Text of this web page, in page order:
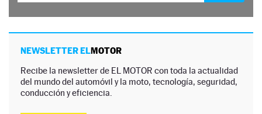
NEWSLETTER ELMOTOR
Recibe la newsletter de EL MOTOR con toda la actualidad
del mundo del automóvil y la moto, tecnología, seguridad,
conducción y eficiencia.